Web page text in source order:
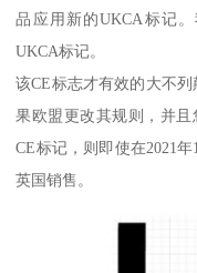
品应用新的UKCA标记
UKCA标记。
该CE标志才有效的大不
果欧盟更改其规则，并
CE标记，则即使在2021
英国销售。